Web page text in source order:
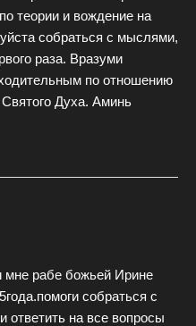
теории и вождение на
собраться с мыслями,
раза. Вразуми
по отношению
Духа. Аминь
мне рабе божьей Ирине
собраться с
на все вопросы